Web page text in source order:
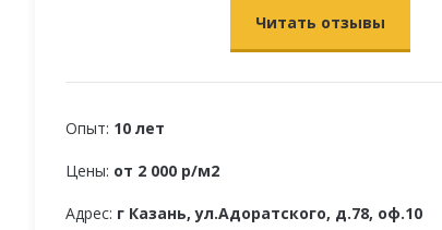
Читать отзывы
Опыт: 10 лет
Цены: от 2 000 р/м2
Адрес: г Казань, ул.Адоратского, д.78, оф.10